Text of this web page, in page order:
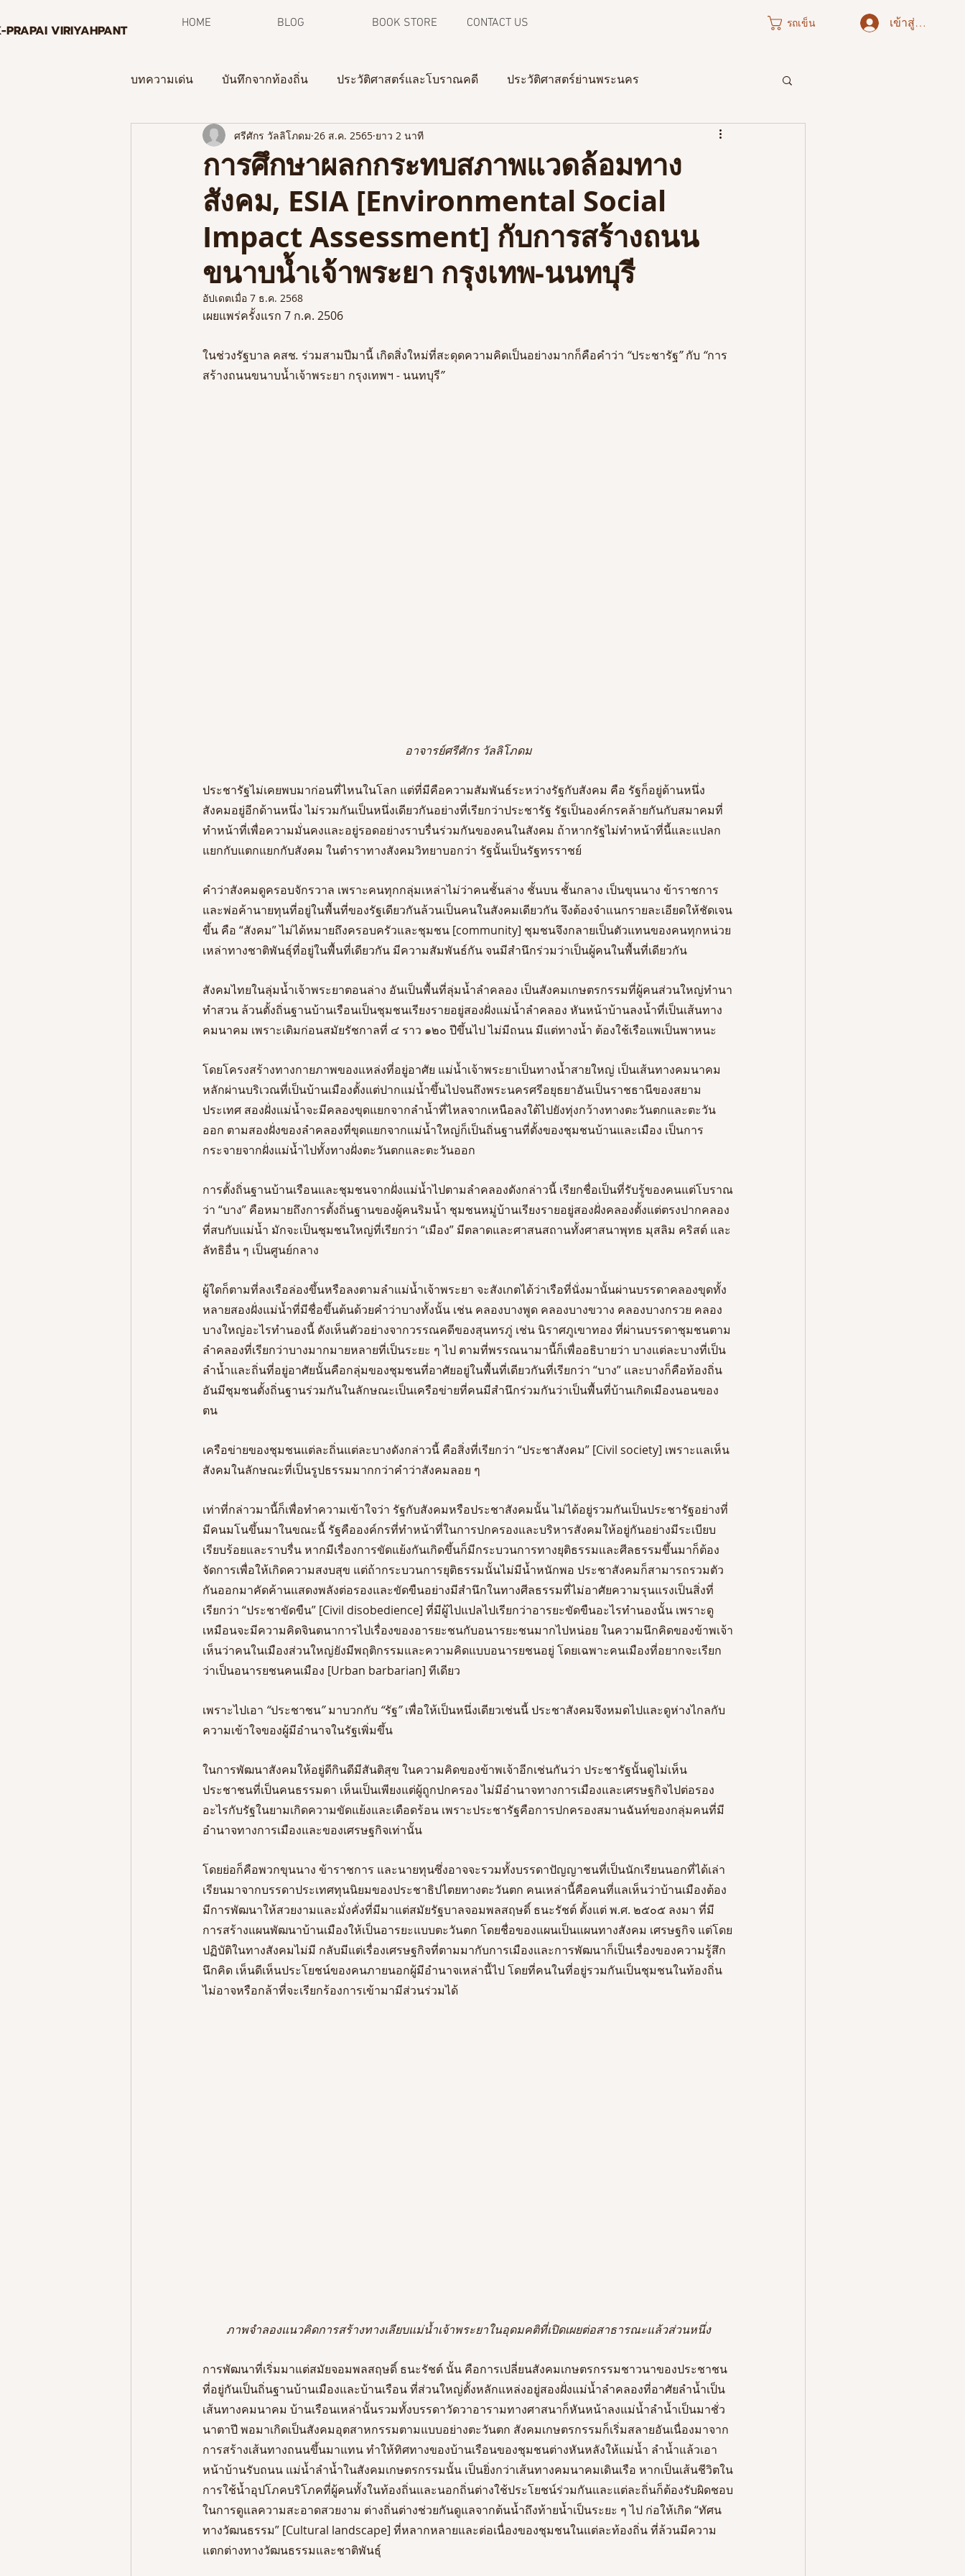
PRAPAI VIRIYAHPANT HOME BLOG BOOK STORE CONTACT US รถเข็น เข้าสู่ระบบ
บทความเด่น บันทึกจากท้องถิ่น ประวัติศาสตร์และโบราณคดี ประวัติศาสตร์ย่านพระนคร
กระบวนการพิพิธภัณฑ์ท้องถิ่น ความทรงจำจากภาพถ่าย
จดหมายข่าว
การศึกษาผลกกระทบสภาพแวดล้อมทาง
สังคม, ESIA [Environmental Social
Impact Assessment] กับการสร้างถนน
ขนาบน้ำเจ้าพระยา กรุงเทพ-นนทบุรี
ศรีศักร วัลลิโภดม 26 ส.ค. 2565 ยาว 2 นาที
อัปเดตเมื่อ 7 ธ.ค. 2568
ในช่วงรัฐบาล คสช. ร่วมสามปีมานี้ เกิดสิ่งใหม่ที่สะดุดความคิดเป็นอย่างมากก็คือคำว่า “ประชารัฐ” กับ “การ
สร้างถนนขนาบน้ำเจ้าพระยา กรุงเทพฯ - นนทบุรี”
อาจารย์ศรีศักร วัลลิโภดม
ประชารัฐไม่เคยพบมาก่อนที่ไหนในโลก แต่ที่มีคือความสัมพันธ์ระหว่างรัฐกับสังคม คือ รัฐก็อยู่ด้านหนึ่ง
สังคมอยู่อีกด้านหนึ่ง ไม่รวมกันเป็นหนึ่งเดียวกันอย่างที่เรียกว่าประชารัฐ รัฐเป็นองค์กรคล้ายกันกับสมาคมที่
ทำหน้าที่เพื่อความมั่นคงและอยู่รอดอย่างราบรื่นร่วมกันของคนในสังคม ถ้าหากรัฐไม่ทำหน้าที่นี้และแปลก
แยกกับแตกแยกกับสังคม ในตำราทางสังคมวิทยาบอกว่า รัฐนั้นเป็นรัฐทรราชย์
คำว่าสังคมดูครอบจักรวาล เพราะคนทุกกลุ่มเหล่าไม่ว่าคนชั้นล่าง ชั้นบน ชั้นกลาง เป็นขุนนาง ข้าราชการ
และพ่อค้านายทุนที่อยู่ในพื้นที่ของรัฐเดียวกันล้วนเป็นคนในสังคมเดียวกัน จึงต้องจำแนกรายละเอียดให้ชัดเจน
ขึ้น คือ “สังคม” ไม่ได้หมายถึงครอบครัวและชุมชน [community] ชุมชนจึงกลายเป็นตัวแทนของคนทุกหน่วย
เหล่าทางชาติพันธุ์ที่อยู่ในพื้นที่เดียวกัน มีความสัมพันธ์กัน จนมีสำนึกร่วมว่าเป็นผู้คนในพื้นที่เดียวกัน
สังคมไทยในลุ่มน้ำเจ้าพระยาตอนล่าง อันเป็นพื้นที่ลุ่มน้ำลำคลอง เป็นสังคมเกษตรกรรมที่ผู้คนส่วนใหญ่ทำนา
ทำสวน ล้วนตั้งถิ่นฐานบ้านเรือนเป็นชุมชนเรียงรายอยู่สองฝั่งแม่น้ำลำคลอง หันหน้าบ้านลงน้ำที่เป็นเส้นทาง
คมนาคม เพราะเดิมก่อนสมัยรัชกาลที่ ๔ ราว ๑๒๐ ปีขึ้นไป ไม่มีถนน มีแต่ทางน้ำ ต้องใช้เรือแพเป็นพาหนะ
โดยโครงสร้างทางกายภาพของแหล่งที่อยู่อาศัย แม่น้ำเจ้าพระยาเป็นทางน้ำสายใหญ่ เป็นเส้นทางคมนาคม
หลักผ่านบริเวณที่เป็นบ้านเมืองตั้งแต่ปากแม่น้ำขึ้นไปจนถึงพระนครศรีอยุธยาอันเป็นราชธานีของสยาม
ประเทศ สองฝั่งแม่น้ำจะมีคลองขุดแยกจากลำน้ำที่ไหลจากเหนือลงใต้ไปยังทุ่งกว้างทางตะวันตกและตะวัน
ออก ตามสองฝั่งของลำคลองที่ขุดแยกจากแม่น้ำใหญ่ก็เป็นถิ่นฐานที่ตั้งของชุมชนบ้านและเมือง เป็นการ
กระจายจากฝั่งแม่น้ำไปทั้งทางฝั่งตะวันตกและตะวันออก
การตั้งถิ่นฐานบ้านเรือนและชุมชนจากฝั่งแม่น้ำไปตามลำคลองดังกล่าวนี้ เรียกชื่อเป็นที่รับรู้ของคนแต่โบราณ
ว่า “บาง” คือหมายถึงการตั้งถิ่นฐานของผู้คนริมน้ำ ชุมชนหมู่บ้านเรียงรายอยู่สองฝั่งคลองตั้งแต่ตรงปากคลอง
ที่สบกับแม่น้ำ มักจะเป็นชุมชนใหญ่ที่เรียกว่า “เมือง” มีตลาดและศาสนสถานทั้งศาสนาพุทธ มุสลิม คริสต์ และ
ลัทธิอื่น ๆ เป็นศูนย์กลาง
ผู้ใดก็ตามที่ลงเรือล่องขึ้นหรือลงตามลำแม่น้ำเจ้าพระยา จะสังเกตได้ว่าเรือที่นั่งมานั้นผ่านบรรดาคลองขุดทั้ง
หลายสองฝั่งแม่น้ำที่มีชื่อขึ้นต้นด้วยคำว่าบางทั้งนั้น เช่น คลองบางพูด คลองบางขวาง คลองบางกรวย คลอง
บางใหญ่อะไรทำนองนี้ ดังเห็นตัวอย่างจากวรรณคดีของสุนทรภู่ เช่น นิราศภูเขาทอง ที่ผ่านบรรดาชุมชนตาม
ลำคลองที่เรียกว่าบางมากมายหลายที่เป็นระยะ ๆ ไป ตามที่พรรณนามานี้ก็เพื่ออธิบายว่า บางแต่ละบางที่เป็น
ลำน้ำและถิ่นที่อยู่อาศัยนั้นคือกลุ่มของชุมชนที่อาศัยอยู่ในพื้นที่เดียวกันที่เรียกว่า “บาง” และบางก็คือท้องถิ่น
อันมีชุมชนตั้งถิ่นฐานร่วมกันในลักษณะเป็นเครือข่ายที่คนมีสำนึกร่วมกันว่าเป็นพื้นที่บ้านเกิดเมืองนอนของ
ตน
เครือข่ายของชุมชนแต่ละถิ่นแต่ละบางดังกล่าวนี้ คือสิ่งที่เรียกว่า “ประชาสังคม” [Civil society] เพราะแลเห็น
สังคมในลักษณะที่เป็นรูปธรรมมากกว่าคำว่าสังคมลอย ๆ
เท่าที่กล่าวมานี้ก็เพื่อทำความเข้าใจว่า รัฐกับสังคมหรือประชาสังคมนั้น ไม่ได้อยู่รวมกันเป็นประชารัฐอย่างที่
มีคนมโนขึ้นมาในขณะนี้ รัฐคือองค์กรที่ทำหน้าที่ในการปกครองและบริหารสังคมให้อยู่กันอย่างมีระเบียบ
เรียบร้อยและราบรื่น หากมีเรื่องการขัดแย้งกันเกิดขึ้นก็มีกระบวนการทางยุติธรรมและศีลธรรมขึ้นมาก็ต้อง
จัดการเพื่อให้เกิดความสงบสุข แต่ถ้ากระบวนการยุติธรรมนั้นไม่มีน้ำหนักพอ ประชาสังคมก็สามารถรวมตัว
กันออกมาคัดค้านแสดงพลังต่อรองและขัดขืนอย่างมีสำนึกในทางศีลธรรมที่ไม่อาศัยความรุนแรงเป็นสิ่งที่
เรียกว่า “ประชาขัดขืน” [Civil disobedience] ที่มีผู้ไปแปลไปเรียกว่าอารยะขัดขืนอะไรทำนองนั้น เพราะดู
เหมือนจะมีความคิดจินตนาการไปเรื่องของอารยะชนกับอนารยะชนมากไปหน่อย ในความนึกคิดของข้าพเจ้า
เห็นว่าคนในเมืองส่วนใหญ่ยังมีพฤติกรรมและความคิดแบบอนารยชนอยู่ โดยเฉพาะคนเมืองที่อยากจะเรียก
ว่าเป็นอนารยชนคนเมือง [Urban barbarian] ทีเดียว
เพราะไปเอา “ประชาชน” มาบวกกับ “รัฐ” เพื่อให้เป็นหนึ่งเดียวเช่นนี้ประชาสังคมจึงหมดไปและดูห่างไกลกับ
ความเข้าใจของผู้มีอำนาจในรัฐเพิ่มขึ้น
ในการพัฒนาสังคมให้อยู่ดีกินดีมีสันติสุข ในความคิดของข้าพเจ้าอีกเช่นกันว่า ประชารัฐนั้นดูไม่เห็น
ประชาชนที่เป็นคนธรรมดา เห็นเป็นเพียงแต่ผู้ถูกปกครอง ไม่มีอำนาจทางการเมืองและเศรษฐกิจไปต่อรอง
อะไรกับรัฐในยามเกิดความขัดแย้งและเดือดร้อน เพราะประชารัฐคือการปกครองสมานฉันท์ของกลุ่มคนที่มี
อำนาจทางการเมืองและของเศรษฐกิจเท่านั้น
โดยย่อก็คือพวกขุนนาง ข้าราชการ และนายทุนซึ่งอาจจะรวมทั้งบรรดาปัญญาชนที่เป็นนักเรียนนอกที่ได้เล่า
เรียนมาจากบรรดาประเทศทุนนิยมของประชาธิปไตยทางตะวันตก คนเหล่านี้คือคนที่แลเห็นว่าบ้านเมืองต้อง
มีการพัฒนาให้สวยงามและมั่งคั่งที่มีมาแต่สมัยรัฐบาลจอมพลสฤษดิ์ ธนะรัชต์ ตั้งแต่ พ.ศ. ๒๕๐๕ ลงมา ที่มี
การสร้างแผนพัฒนาบ้านเมืองให้เป็นอารยะแบบตะวันตก โดยชื่อของแผนเป็นแผนทางสังคม เศรษฐกิจ แต่โดย
ปฏิบัติในทางสังคมไม่มี กลับมีแต่เรื่องเศรษฐกิจที่ตามมากับการเมืองและการพัฒนาก็เป็นเรื่องของความรู้สึก
นึกคิด เห็นดีเห็นประโยชน์ของคนภายนอกผู้มีอำนาจเหล่านี้ไป โดยที่คนในที่อยู่รวมกันเป็นชุมชนในท้องถิ่น
ไม่อาจหรือกล้าที่จะเรียกร้องการเข้ามามีส่วนร่วมได้
ภาพจำลองแนวคิดการสร้างทางเลียบแม่น้ำเจ้าพระยาในอุดมคติที่เปิดเผยต่อสาธารณะแล้วส่วนหนึ่ง
การพัฒนาที่เริ่มมาแต่สมัยจอมพลสฤษดิ์ ธนะรัชต์ นั้น คือการเปลี่ยนสังคมเกษตรกรรมชาวนาของประชาชน
ที่อยู่กันเป็นถิ่นฐานบ้านเมืองและบ้านเรือน ที่ส่วนใหญ่ตั้งหลักแหล่งอยู่สองฝั่งแม่น้ำลำคลองที่อาศัยลำน้ำเป็น
เส้นทางคมนาคม บ้านเรือนเหล่านั้นรวมทั้งบรรดาวัดวาอารามทางศาสนาก็หันหน้าลงแม่น้ำลำน้ำเป็นมาชั่ว
นาตาปี พอมาเกิดเป็นสังคมอุตสาหกรรมตามแบบอย่างตะวันตก สังคมเกษตรกรรมก็เริ่มสลายอันเนื่องมาจาก
การสร้างเส้นทางถนนขึ้นมาแทน ทำให้ทิศทางของบ้านเรือนของชุมชนต่างหันหลังให้แม่น้ำ ลำน้ำแล้วเอา
หน้าบ้านรับถนน แม่น้ำลำน้ำในสังคมเกษตรกรรมนั้น เป็นยิ่งกว่าเส้นทางคมนาคมเดินเรือ หากเป็นเส้นชีวิตใน
การใช้น้ำอุปโภคบริโภคที่ผู้คนทั้งในท้องถิ่นและนอกถิ่นต่างใช้ประโยชน์ร่วมกันและแต่ละถิ่นก็ต้องรับผิดชอบ
ในการดูแลความสะอาดสวยงาม ต่างถิ่นต่างช่วยกันดูแลจากต้นน้ำถึงท้ายน้ำเป็นระยะ ๆ ไป ก่อให้เกิด “ทัศน
ทางวัฒนธรรม” [Cultural landscape] ที่หลากหลายและต่อเนื่องของชุมชนในแต่ละท้องถิ่น ที่ล้วนมีความ
แตกต่างทางวัฒนธรรมและชาติพันธุ์